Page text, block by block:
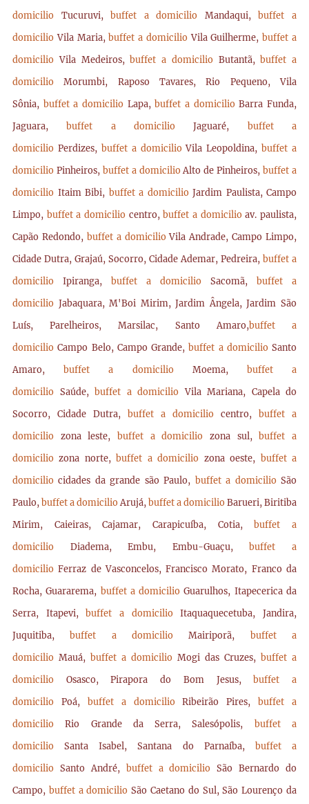
domicilio Tucuruvi,buffet a domicilio Mandaqui,buffet a
domicilioVila Maria,buffet a domicilioVila Guilherme,buffet a
domicilioVila Medeiros,buffet a domicilio Butantã,buffet a
domicilioMorumbi, Raposo Tavares, Rio Pequeno, Vila
Sônia, buffet a domicilio Lapa,buffet a domicilioBarra Funda,
Jaguara,buffet a domicilioJaguaré, buffet a
domicilio Perdizes, buffet a domicilioVila Leopoldina,buffet a
domicilio Pinheiros, buffet a domicilioAlto de Pinheiros,buffet a
domicilio Itaim Bibi, buffet a domicilio Jardim Paulista, Campo
Limpo, buffet a domicilio centro,buffet a domicilioav. paulista,
Capão Redondo, buffet a domicilioVila Andrade, Campo Limpo,
Cidade Dutra, Grajaú, Socorro, Cidade Ademar, Pedreira, buffet a
domicilio Ipiranga, buffet a domicilio Sacomã, buffet a
domicilio Jabaquara, M'Boi Mirim, Jardim Ângela, Jardim São
Luís, Parelheiros, Marsilac, Santo Amaro,buffet a
domicilioCampo Belo, Campo Grande,buffet a domicilio Santo
Amaro,buffet a domicilio Moema, buffet a
domicilio Saúde, buffet a domicilioVila Mariana, Capela do
Socorro, Cidade Dutra, buffet a domicilio centro, buffet a
domicilio zona leste,buffet a domiciliozona sul,buffet a
domiciliozona norte,buffet a domicilio zona oeste, buffet a
domiciliocidades da grande são Paulo, buffet a domicilioSão
Paulo, buffet a domicilioArujá, buffet a domicilioBarueri, Biritiba
Mirim, Caieiras, Cajamar, Carapicuíba, Cotia,buffet a
domicilio Diadema, Embu, Embu-Guaçu,buffet a
domicilioFerraz de Vasconcelos, Francisco Morato, Franco da
Rocha, Guararema, buffet a domicilioGuarulhos, Itapecerica da
Serra, Itapevi,buffet a domicilioItaquaquecetuba, Jandira,
Juquitiba,buffet a domicilioMairiporã, buffet a
domicilio Mauá, buffet a domicilio Mogi das Cruzes, buffet a
domicilio Osasco, Pirapora do Bom Jesus,buffet a
domicilio Poá, buffet a domicilioRibeirão Pires,buffet a
domicilioRio Grande da Serra, Salesópolis, buffet a
domicilioSanta Isabel, Santana do Parnaíba, buffet a
domicilio Santo André, buffet a domicilioSão Bernardo do
Campo, buffet a domicilioSão Caetano do Sul, São Lourenço da